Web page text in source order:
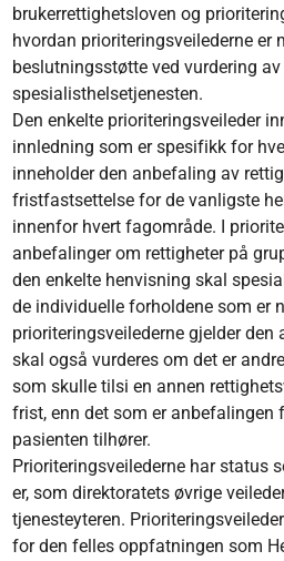
brukerrettighetsloven og
hvordan prioriteringsveilederne er
beslutningsstøtte ved vurdering
spesialisthelsetjenesten.
Den enkelte prioriteringsveileder
innledning som er spesifikk for
inneholder den anbefaling av
fristfastsettelse for de vanligste
innenfor hvert fagområde. I
anbefalinger om rettigheter på
den enkelte henvisning skal
de individuelle forholdene som er
prioriteringsveilederne gjelder den
skal også vurderes om det er
som skulle tilsi en annen
frist, enn det som er anbefalingen
pasienten tilhører.
Prioriteringsveilederne har status
er, som direktoratets øvrige
tjenesteyteren.
for den felles oppfatningen som